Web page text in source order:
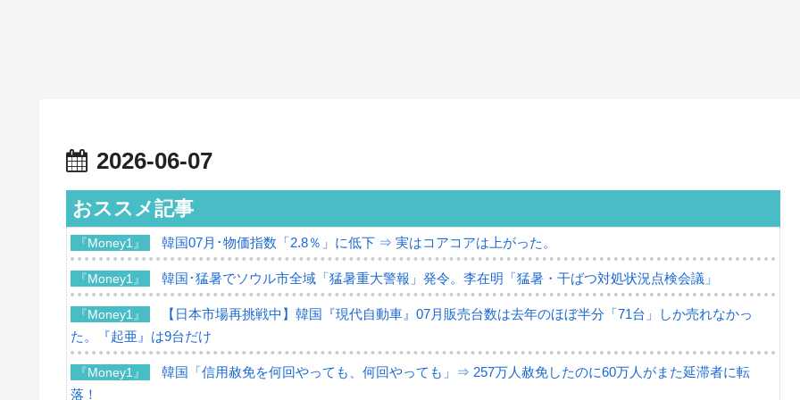
2026-06-07
おススメ記事
『Money1』 韓国07月･物価指数「2.8％」に低下 ⇒ 実はコアコアは上がった。
『Money1』 韓国･猛暑でソウル市全域「猛暑重大警報」発令。李在明「猛暑・干ばつ対処状況点検会議」
『Money1』
【日本市場再挑戦中】韓国『現代自動車』07月販売台数は去年のほぼ半分「71台」しか売れなかっ
た。『起亜』は9台だけ
『Money1』
韓国「信用赦免を何回やっても、何回やっても」⇒ 257万人赦免したのに60万人がまた延滞者に転
落！